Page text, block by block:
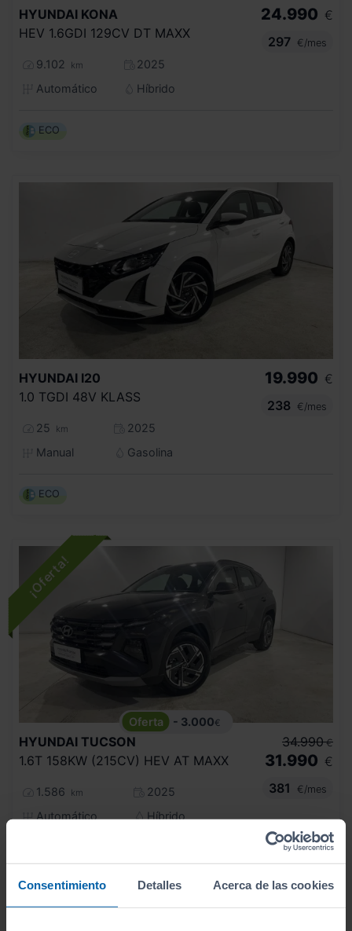
Consentimiento Detalles Acerca de las cookies
HYUNDAI KONA
HEV 1.6GDI 129CV DT MAXX
9.102 km
2025
Automático
Híbrido
24.990 €
297
€/mes
ECO
HYUNDAI I20
1.0 TGDI 48V KLASS
25 km
2025
Manual
Gasolina
19.990 €
238
€/mes
ECO
- 3.000€
HYUNDAI TUCSON
1.6T 158KW (215CV) HEV AT MAXX
1.586 km
2025
Automático
Híbrido
34.990 €
31.990 €
381
€/mes